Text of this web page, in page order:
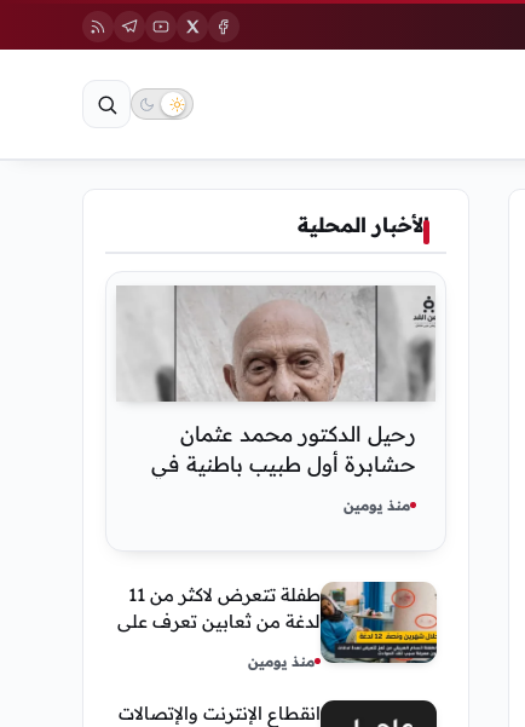
الأخبار المحلية
رحيل الدكتور محمد عثمان
حشابرة أول طبيب باطنية في
الحديدة
منذ يومين
طفلة تتعرض لاكثر من 11
لدغة من ثعابين تعرف على
العريقي
منذ يومين
انقطاع الإنترنت والإتصالات